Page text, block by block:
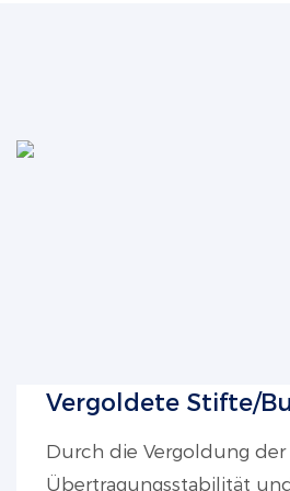
Vergoldete Stifte/
Durch die Vergoldung
Übertragungsstabilität